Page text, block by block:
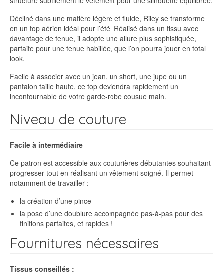
Décliné dans une matière légère et fluide, Riley se transforme
en un top aérien idéal pour l’été. Réalisé dans un tissu avec
davantage de tenue, il adopte une allure plus sophistiquée,
parfaite pour une tenue habillée, que l’on pourra jouer en total
look.
Facile à associer avec un jean, un short, une jupe ou un
pantalon taille haute, ce top deviendra rapidement un
incontournable de votre garde-robe cousue main.
Niveau de couture
Facile à intermédiaire
Ce patron est accessible aux couturières débutantes souhaitant
progresser tout en réalisant un vêtement soigné. Il permet
notamment de travailler :
la création d’une pince
la pose d’une doublure accompagnée pas-à-pas pour des
finitions parfaites, et rapides !
Fournitures nécessaires
Tissus conseillés :